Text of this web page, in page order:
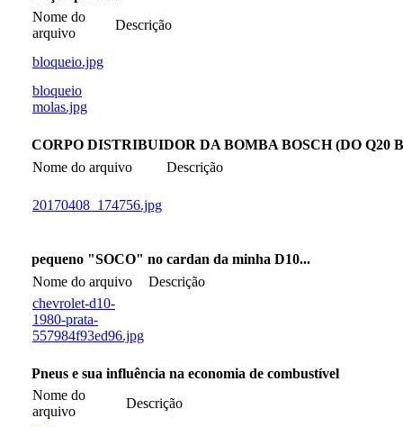
Nome do
arquivo
Descrição
bloqueio.jpg
bloqueio
molas.jpg
CORPO DISTRIBUIDOR DA BOMBA BOSCH (DO Q20
Nome do arquivo
Descrição
20170408_174756.jpg
pequeno "SOCO" no cardan da minha D10...
Nome do arquivo
Descrição
chevrolet-d10-
1980-prata-
557984f93ed96.jpg
Pneus e sua influência na economia de combustível
Nome do
arquivo
Descrição